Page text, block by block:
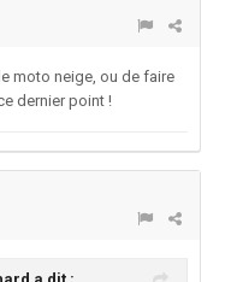
moto neige, ou de faire
dernier point !